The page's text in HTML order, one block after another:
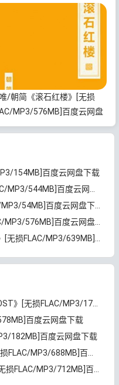
/朝简《滚石红楼》[无损
MP3/576MB]百度云网盘
154MB]百度云网盘下载
544MB]百度云网盘下载
54MB]百度云网盘下载
576MB]百度云网盘下载
MP3/639MB]百度云网盘下载
MP3/174MB]百度云网盘下载
百度云网盘下载
182MB]百度云网盘下载
688MB]百度云网盘下载
MP3/712MB]百度云网盘下载